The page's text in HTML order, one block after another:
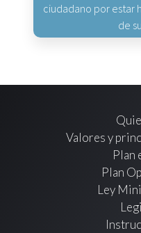
ciudadano por estar
de
Valores y
Plan
Plan
Ley